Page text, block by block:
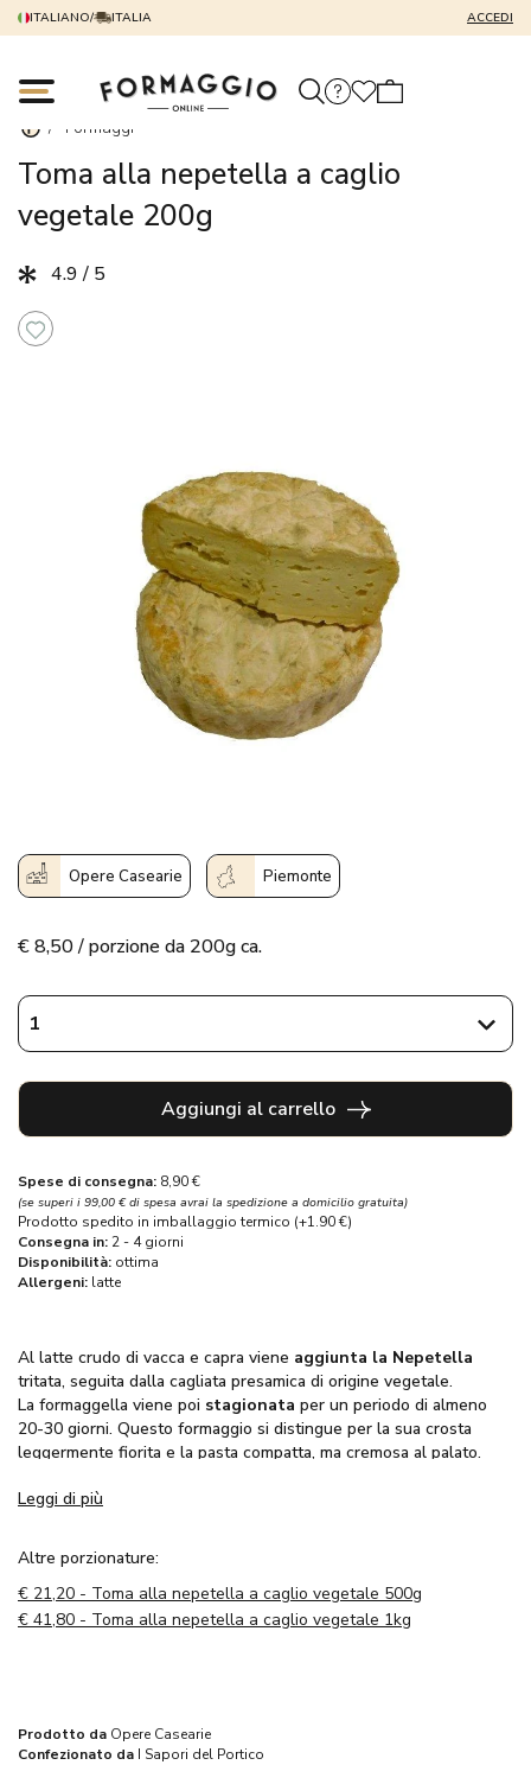
ITALIANO/ ITALIA ACCEDI
/ Formaggi
Toma alla nepetella a caglio
vegetale 200g
4.9 / 5
Opere Casearie Piemonte
€8,50 / porzione da 200g ca.
Aggiungi al carrello
Spese di consegna: 8,90 €
(se superi i 99,00 € di spesa avrai la spedizione a domicilio gratuita)
Prodotto spedito in imballaggio termico (+1.90 €)
Consegna in: 2 - 4 giorni
Disponibilità: ottima
Allergeni: latte
Al latte crudo di vacca e capra viene aggiunta la Nepetella
tritata, seguita dalla cagliata presamica di origine vegetale.
La formaggella viene poi stagionata per un periodo di almeno
20-30 giorni. Questo formaggio si distingue per la sua crosta
leggermente fiorita e la pasta compatta, ma cremosa al palato.
Leggi di più
Altre porzionature:
€ 21,20 - Toma alla nepetella a caglio vegetale 500g
€ 41,80 - Toma alla nepetella a caglio vegetale 1kg
Prodotto da Opere Casearie
Confezionato da I Sapori del Portico